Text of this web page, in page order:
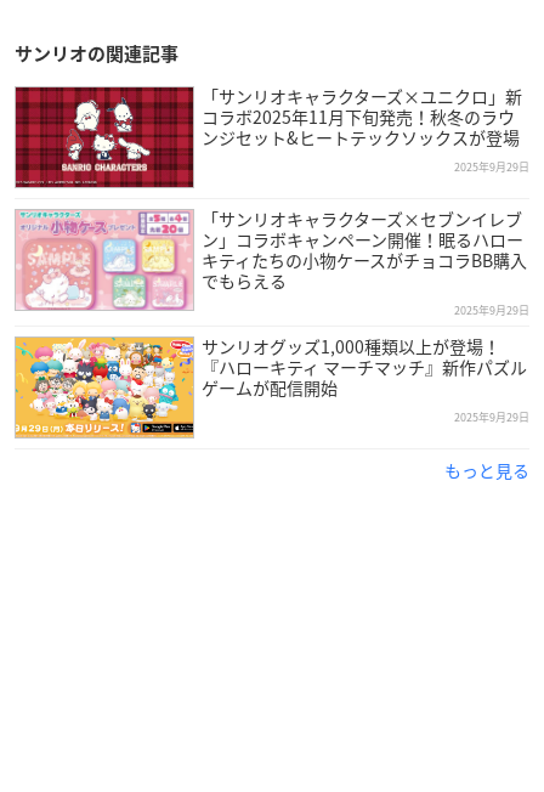
サンリオの関連記事
「サンリオキャラクターズ×ユニクロ」新
コラボ2025年11月下旬発売！秋冬のラウ
ンジセット&ヒートテックソックスが登場
2025年9月29日
「サンリオキャラクターズ×セブンイレブ
ン」コラボキャンペーン開催！眠るハロー
キティたちの小物ケースがチョコラBB購入
でもらえる
2025年9月29日
サンリオグッズ1,000種類以上が登場！
『ハローキティ マーチマッチ』新作パズル
ゲームが配信開始
2025年9月29日
もっと見る